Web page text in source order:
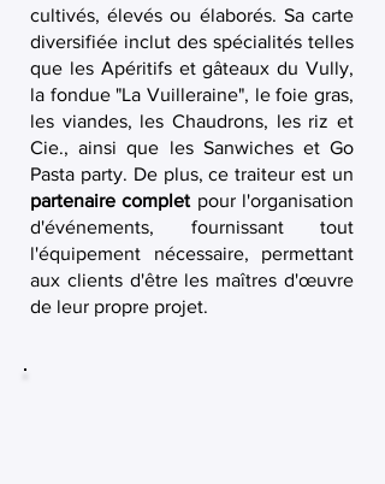
cultivés, élevés ou élaborés. Sa carte
diversifiée inclut des spécialités telles
que les Apéritifs et gâteaux du Vully,
la fondue "La Vuilleraine", le foie gras,
les viandes, les Chaudrons, les riz et
Cie., ainsi que les Sanwiches et Go
Pasta party. De plus, ce traiteur est un
partenaire complet pour l'organisation
d'événements, fournissant tout
l'équipement nécessaire, permettant
aux clients d'être les maîtres d'œuvre
de leur propre projet.